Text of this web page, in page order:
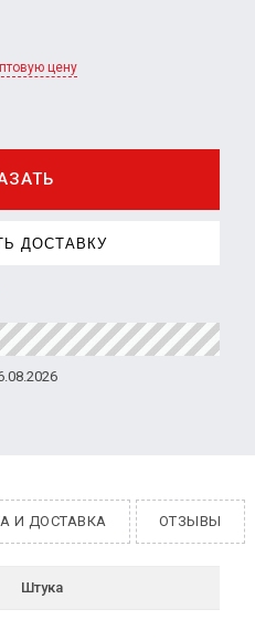
цену
ДОСТАВКУ
И ДОСТАВКА ОТЗЫВЫ
Штука